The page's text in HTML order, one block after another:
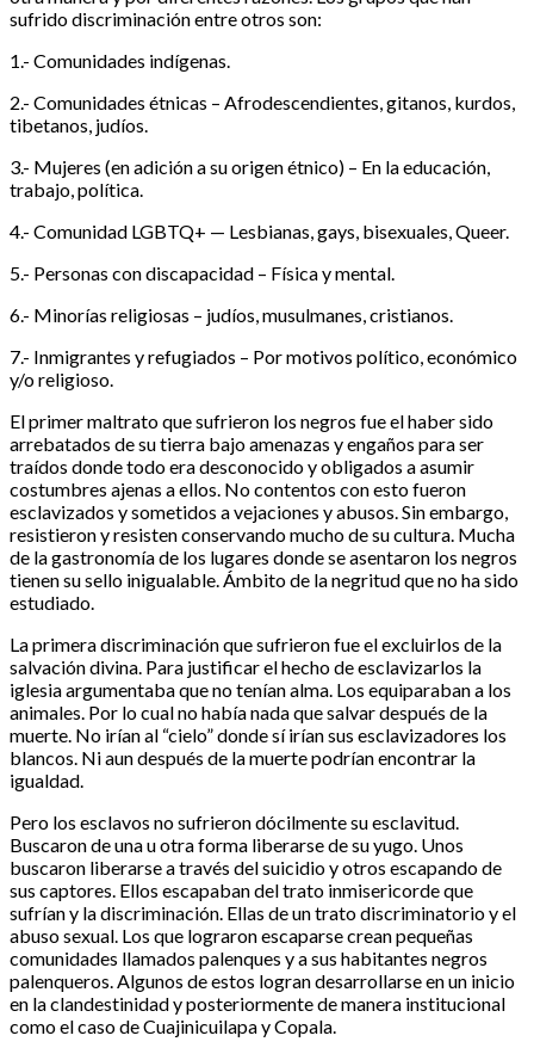
sufrido discriminación entre otros son:
1.- Comunidades indígenas.
2.- Comunidades étnicas – Afrodescendientes, gitanos, kurdos,
tibetanos, judíos.
3.- Mujeres (en adición a su origen étnico) – En la educación,
trabajo, política.
4.- Comunidad LGBTQ+ — Lesbianas, gays, bisexuales, Queer.
5.- Personas con discapacidad – Física y mental.
6.- Minorías religiosas – judíos, musulmanes, cristianos.
7.- Inmigrantes y refugiados – Por motivos político, económico
y/o religioso.
El primer maltrato que sufrieron los negros fue el haber sido
arrebatados de su tierra bajo amenazas y engaños para ser
traídos donde todo era desconocido y obligados a asumir
costumbres ajenas a ellos. No contentos con esto fueron
esclavizados y sometidos a vejaciones y abusos. Sin embargo,
resistieron y resisten conservando mucho de su cultura. Mucha
de la gastronomía de los lugares donde se asentaron los negros
tienen su sello inigualable. Ámbito de la negritud que no ha sido
estudiado.
La primera discriminación que sufrieron fue el excluirlos de la
salvación divina. Para justificar el hecho de esclavizarlos la
iglesia argumentaba que no tenían alma. Los equiparaban a los
animales. Por lo cual no había nada que salvar después de la
muerte. No irían al “cielo” donde sí irían sus esclavizadores los
blancos. Ni aun después de la muerte podrían encontrar la
igualdad.
Pero los esclavos no sufrieron dócilmente su esclavitud.
Buscaron de una u otra forma liberarse de su yugo. Unos
buscaron liberarse a través del suicidio y otros escapando de
sus captores. Ellos escapaban del trato inmisericorde que
sufrían y la discriminación. Ellas de un trato discriminatorio y el
abuso sexual. Los que lograron escaparse crean pequeñas
comunidades llamados palenques y a sus habitantes negros
palenqueros. Algunos de estos logran desarrollarse en un inicio
en la clandestinidad y posteriormente de manera institucional
como el caso de Cuajinicuilapa y Copala.